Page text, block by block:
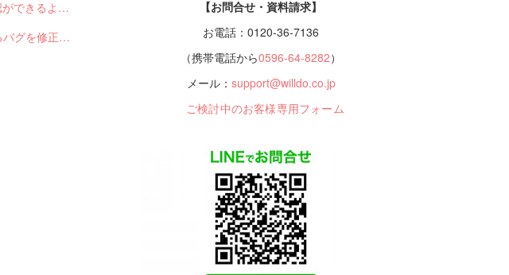
【サブスクペンギン】請求データ出力で、CSVの自動分割出力と出力ステータスの確認ができるようになりました。
【サブスクペンギン】請求データ入力で結果のエラー件数が多い場合に応答不能になるバグを修正しました。
【お問合せ・資料請求】
お電話：0120-36-7136
（携帯電話から0596-64-8282）
メール： support@willdo.co.jp
ご検討中のお客様専用フォーム